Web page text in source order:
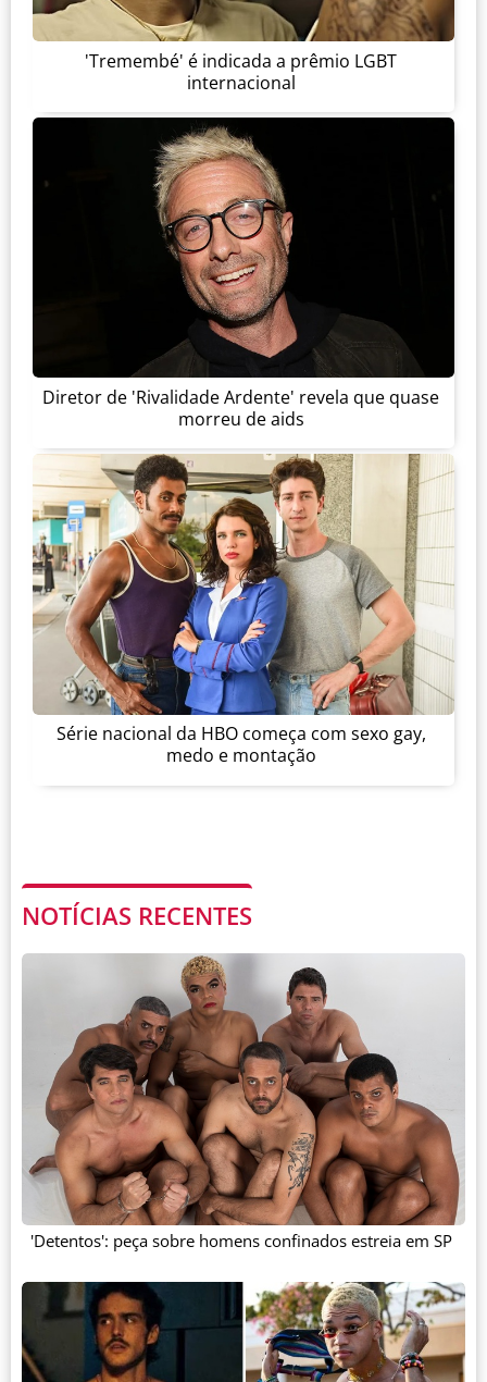
'Tremembé' é indicada a prêmio LGBT
internacional
Diretor de 'Rivalidade Ardente' revela que quase
morreu de aids
Série nacional da HBO começa com sexo gay,
medo e montação
NOTÍCIAS RECENTES
'Detentos': peça sobre homens confinados estreia em SP